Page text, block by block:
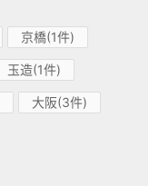
京橋(1件)
玉造(1件)
大阪(3件)